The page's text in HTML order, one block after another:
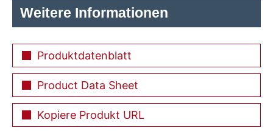
Weitere Informationen
Produktdatenblatt
Product Data Sheet
Kopiere Produkt URL